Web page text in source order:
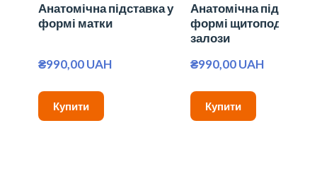
Анатомічна підставка у
формі матки
₴990,00 UAH
Купити
Анатомічна
формі щитоподібної
залози
₴990,00 UAH
Купити